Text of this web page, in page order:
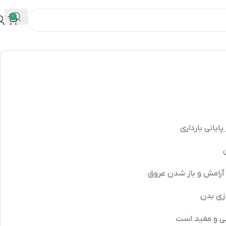
0
بارداری
آرامش و باز شدن عروق
بدن
و مفید است